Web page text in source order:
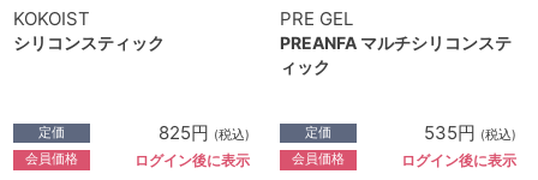
KOKOIST
シリコンスティック
定価 825円 (税込)
会員価格 ログイン後に表示
PRE GEL
PREANFA マルチシリコンステ
ィック
定価 535円 (税込)
会員価格 ログイン後に表示